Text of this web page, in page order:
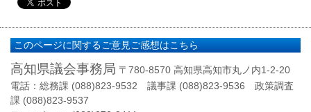
このページに関するご意見ご感想はこちら
高知県議会事務局 〒780-8570 高知県高知市丸ノ内1-2-20
電話：総務課 (088)823-9532 議事課 (088)823-9536 政策調査
課 (088)823-9537